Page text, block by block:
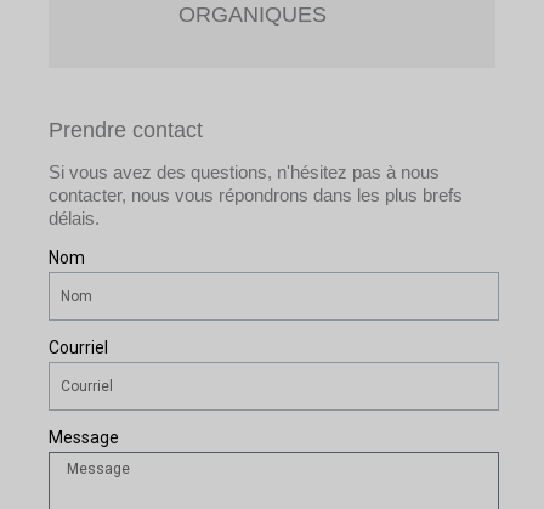
ORGANIQUES
Prendre contact
Si vous avez des questions, n'hésitez pas à nous
contacter, nous vous répondrons dans les plus brefs
délais.
Nom
Courriel
Message